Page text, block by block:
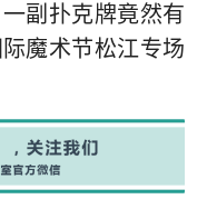
副扑克牌竟然有
魔术节松江专场